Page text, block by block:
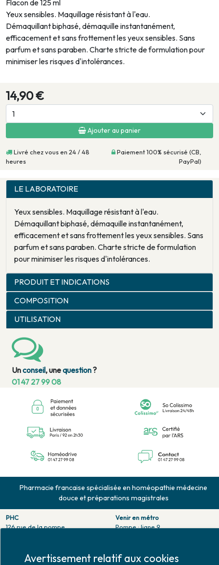
Flacon de 125 ml
Yeux sensibles. Maquillage résistant à l'eau.
Démaquillant biphasé, démaquille instantanément,
efficacement et sans frottement les yeux sensibles. Sans
parfum et sans paraben. Charte stricte de formulation pour
minimiser les risques d'intolérances.
14,90 €
Ajouter au panier
Livré chez vous en 24 / 48
heures
Paiement 100% sécurisé (CB,
PayPal)
LE LABORATOIRE
Yeux sensibles. Maquillage résistant à l'eau.
Démaquillant biphasé, démaquille instantanément,
efficacement et sans frottement les yeux sensibles. Sans
parfum et sans paraben. Charte stricte de formulation
pour minimiser les risques d'intolérances.
PRODUIT ET INDICATIONS
COMPOSITION
UTILISATION
Unconseil, unequestion?
01 47 27 99 08
Pharmacie francaise spécialisée en homéopathie médecine
douce et préparations magistrales
PHC
126 rue de la pompe
Fax. 01 47 55 03 61
Venir en métro
Pompe : ligne 9.
Avertissement relatif aux cookies